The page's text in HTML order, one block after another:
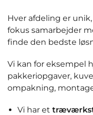
Hver afdeling er
fokus samarbejder
finde den bedste
Vi kan for eksempel
pakkeriopgaver,
ompakning,
Vi har et